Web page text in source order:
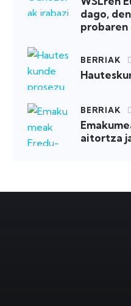
dago,
probaren
BERRIAK
BERRIAK
aitortza